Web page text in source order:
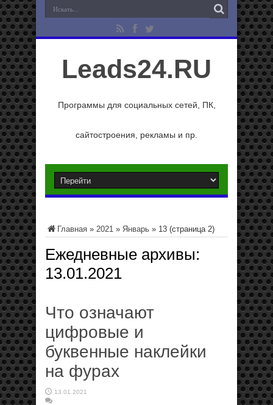
Leads24.RU
Программы для социальных сетей, ПК,
сайтостроения, рекламы и пр.
Главная » 2021 » Январь » 13 (страница 2)
Ежедневные архивы:
13.01.2021
Что означают
цифровые и
буквенные наклейки
на фурах
13.01.2021